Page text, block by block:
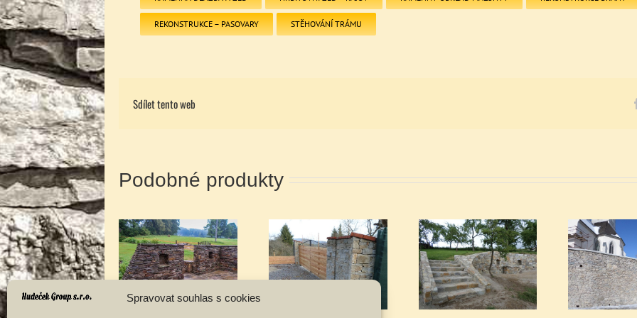
Spravovat souhlas s cookies
REKONSTRUKCE – PASOVARY STĚHOVÁNÍ TRÁMU
Sdílet tento web
Podobné produkty
Kamenné posezení Kamenné sloupky
Kamenné schodiště ze
zdí
Kamenný obklad Přídolí